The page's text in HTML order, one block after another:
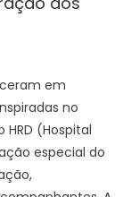
em
no
HRD (Hospital
especial do